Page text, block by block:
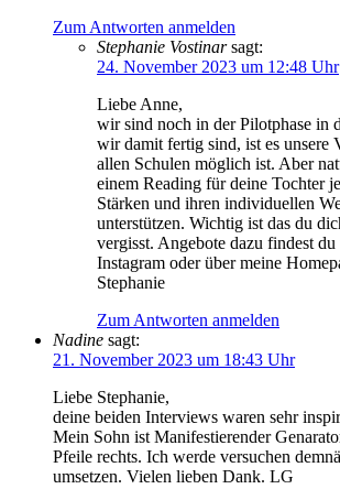
Zum Antworten anmelden
Stephanie Vostinar sagt:
24. November 2023 um 12:48 Uhr
Liebe Anne,
wir sind noch in der Pilotphase in
wir damit fertig sind, ist es unsere
allen Schulen möglich ist. Aber
einem Reading für deine Tochter
Stärken und ihren individuellen
unterstützen. Wichtig ist das du
vergisst. Angebote dazu findest
Instagram oder über meine
Stephanie
Zum Antworten anmelden
Nadine sagt:
21. November 2023 um 18:43 Uhr
Liebe Stephanie,
deine beiden Interviews waren sehr
Mein Sohn ist Manifestierender
Pfeile rechts. Ich werde versuchen
umsetzen. Vielen lieben Dank. LG